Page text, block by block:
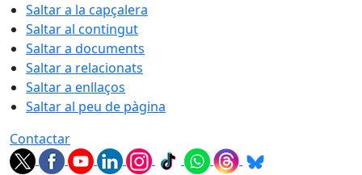
Saltar a la capçalera
Saltar al contingut
Saltar a documents
Saltar a relacionats
Saltar a enllaços
Saltar al peu de pàgina
Contactar